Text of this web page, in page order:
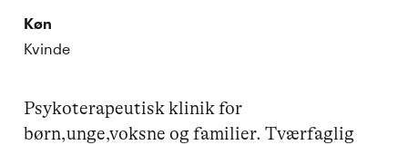
Køn
Kvinde
Psykoterapeutisk klinik for
børn,unge,voksne og familier. Tværfaglig